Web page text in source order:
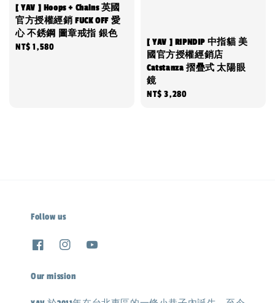
[ YAV ] Hoops + Chains 英國
官方授權經銷 FUCK OFF 愛
心 不銹鋼 圖章戒指 銀色
Regular
NT$ 1,580
[ YAV ] RIPNDIP 中指貓 美
國官方授權經銷店
Catstanza 摺疊式 太陽眼
鏡
Regular
NT$ 3,280
Follow us
Our mission